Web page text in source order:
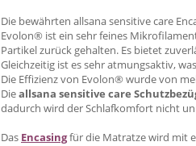
Die bewährten allsana sensitive care
Evolon® ist ein sehr feines
Partikel zurück gehalten. Es bietet
Gleichzeitig ist es sehr atmungsaktiv,
Die Effizienz von Evolon® wurde von
Dieallsana sensitive care
dadurch wird der Schlafkomfort nicht
Das Encasingfür die Matratze wird mit